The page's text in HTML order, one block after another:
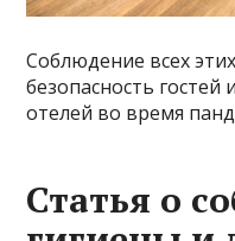
Соблюдение всех
безопасность гостей
отелей во время
Статья о